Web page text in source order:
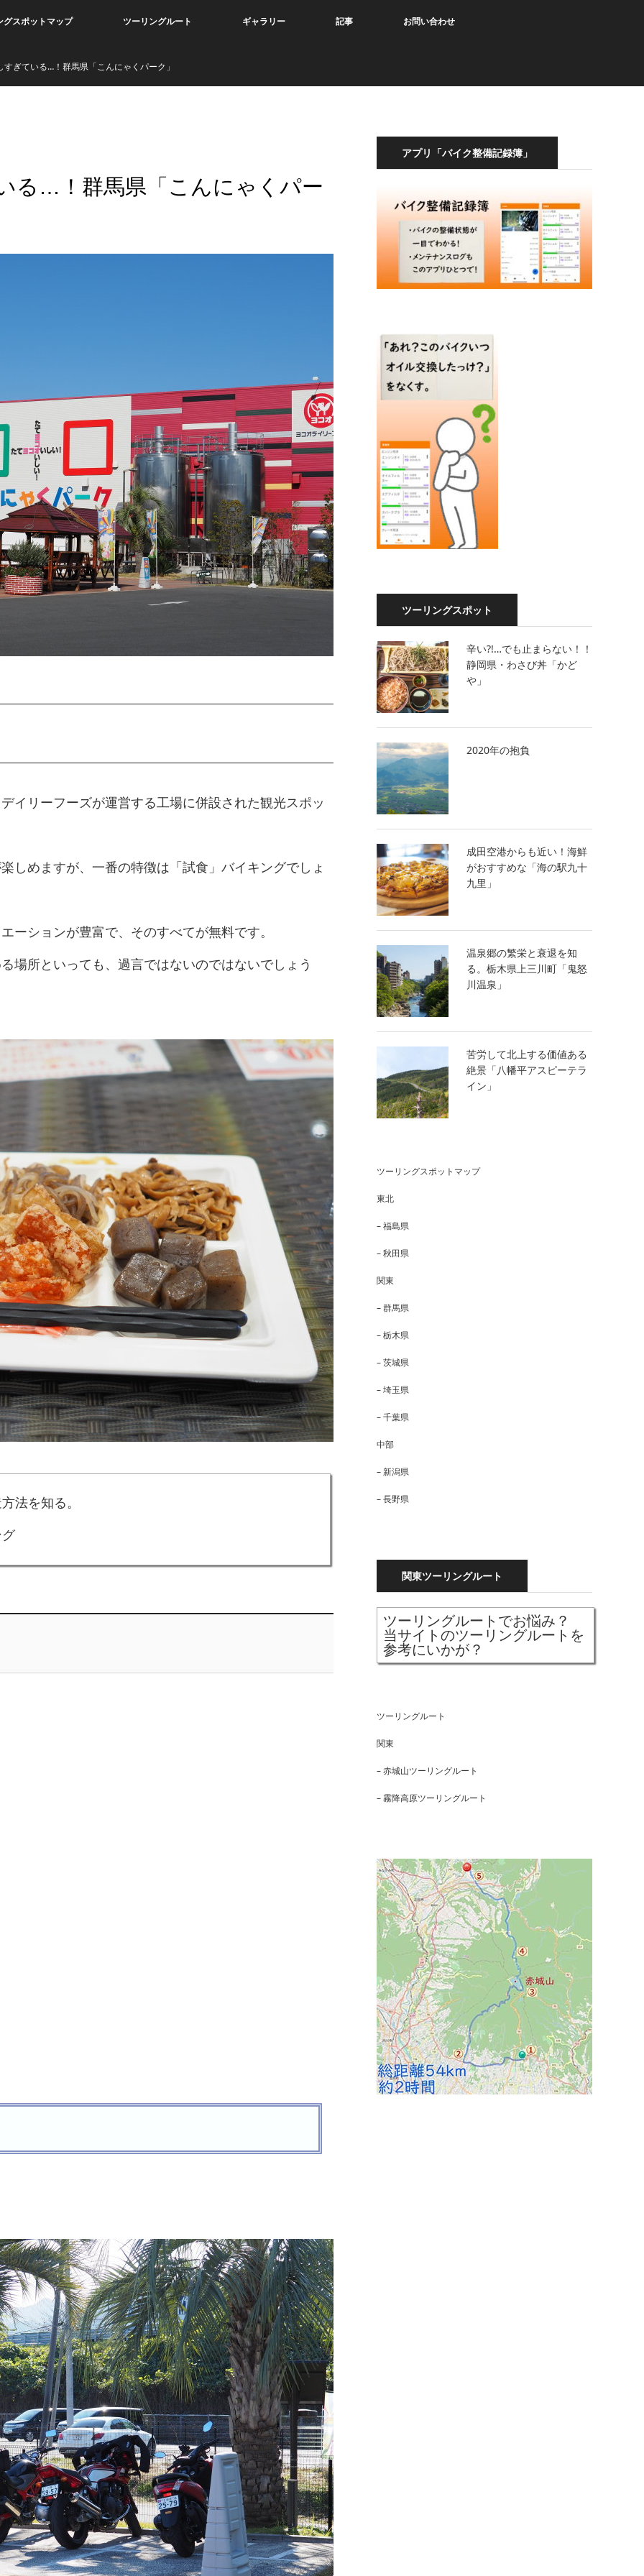
グスポットマップ ツーリングルート ギャラリー 記事 お問い合わせ
ぎている…！群馬県「こんにゃくパーク」
る…！群馬県「こんにゃくパー
イリーフーズが運営する工場に併設された観光スポッ
しめますが、一番の特徴は「試食」バイキングでしょ
ーションが豊富で、そのすべてが無料です。
場所といっても、過言ではないのではないでしょう
法を知る。
アプリ「バイク整備記録簿」
ツーリングスポット
辛い?!…でも止まらない！！
静岡県・わさび丼「かど
や」
2020年の抱負
成田空港からも近い！海鮮
がおすすめな「海の駅九十
九里」
温泉郷の繁栄と衰退を知
る。栃木県上三川町「鬼怒
川温泉」
苦労して北上する価値ある
絶景「八幡平アスピーテラ
イン」
ツーリングスポットマップ
東北
– 福島県
– 秋田県
関東
– 群馬県
– 栃木県
– 茨城県
– 埼玉県
– 千葉県
中部
– 新潟県
– 長野県
関東ツーリングルート
ツーリングルートでお悩み？
当サイトのツーリングルートを
参考にいかが？
ツーリングルート
関東
– 赤城山ツーリングルート
– 霧降高原ツーリングルート